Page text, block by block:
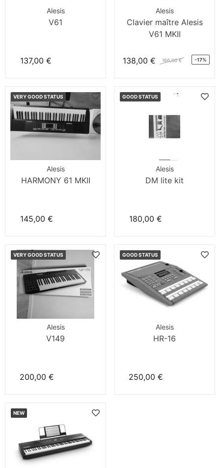
Alesis
V61
137,00 €
Alesis
Clavier maître Alesis
V61 MKII
138,00 € 166,00 € -17%
VERY GOOD STATUS
Alesis
HARMONY 61 MKII
145,00 €
GOOD STATUS
Alesis
DM lite kit
180,00 €
VERY GOOD STATUS
Alesis
V149
200,00 €
GOOD STATUS
Alesis
HR-16
250,00 €
NEW